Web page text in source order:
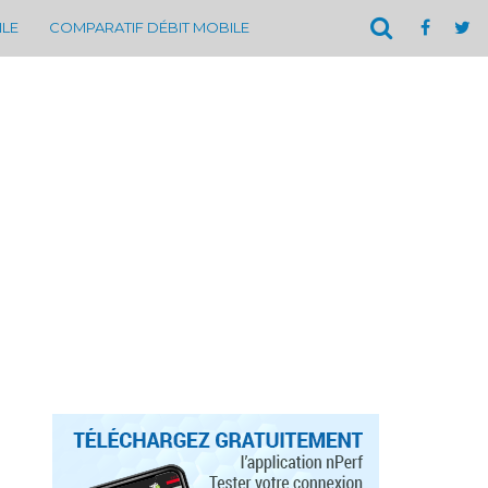
COMPARATIF DÉBIT MOBILE